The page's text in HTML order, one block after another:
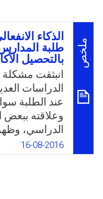
ملخص
الذكاء
طلبة
بالتحصيل
انبثقت مشكلة
الدراسات
عند الطلبة
وعلاقته ببعض
الدراسي،
مجتمع الدراسة
تحديد مشكلة
16-08-2016